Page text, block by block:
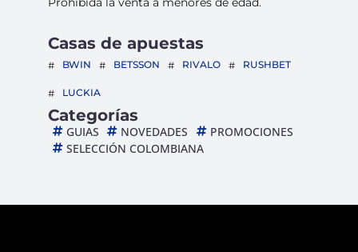
Casas de apuestas
BWIN BETSSON RIVALO RUSHBET
LUCKIA
Categorías
GUIAS NOVEDADES
PROMOCIONES
SELECCIÓN COLOMBIANA